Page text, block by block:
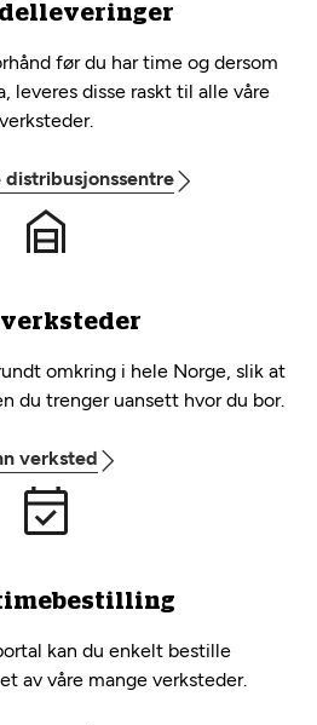
delleveringer
før du har time og dersom
leveres disse raskt til alle våre
verksteder.
distribusjonssentre
verksteder
omkring i hele Norge, slik at
du trenger uansett hvor du bor.
verksted
kan du enkelt bestille
av våre mange verksteder.